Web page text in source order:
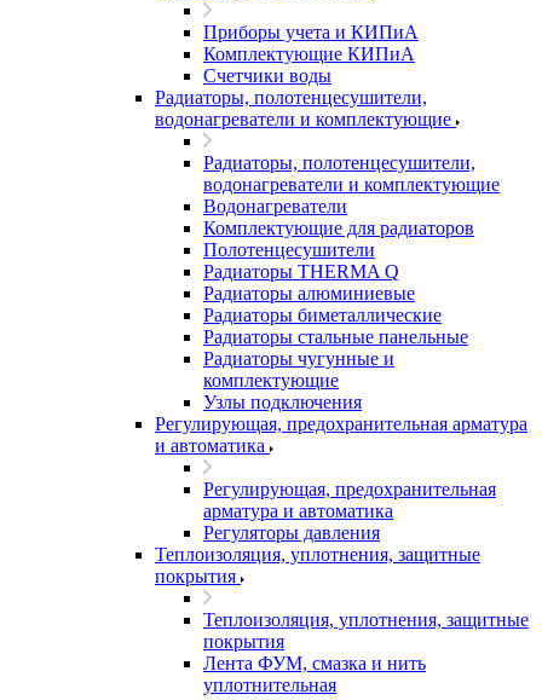
Приборы учета и КИПиА
Комплектующие КИПиА
Счетчики воды
Радиаторы, полотенцесушители,
водонагреватели и комплектующие
Радиаторы, полотенцесушители,
водонагреватели и комплектующие
Водонагреватели
Комплектующие для радиаторов
Полотенцесушители
Радиаторы THERMA Q
Радиаторы алюминиевые
Радиаторы биметаллические
Радиаторы стальные панельные
Радиаторы чугунные и
комплектующие
Узлы подключения
Регулирующая, предохранительная арматура
и автоматика
Регулирующая, предохранительная
арматура и автоматика
Регуляторы давления
Теплоизоляция, уплотнения, защитные
покрытия
Теплоизоляция, уплотнения, защитные
покрытия
Лента ФУМ, смазка и нить
уплотнительная